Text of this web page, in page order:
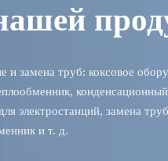
замена труб: коксовое
электростанций, замена
и т. д.